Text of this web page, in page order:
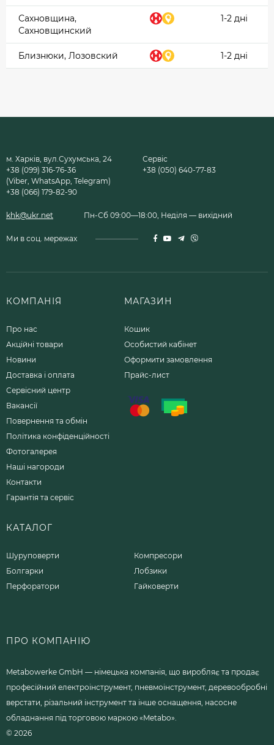
Сахновщина,
Сахновщинский
1-2 дні
Близнюки, Лозовский 1-2 дні
м. Харків, вул.Сухумська, 24
+38 (099) 316-76-36
(Viber, WhatsApp, Telegram)
+38 (066) 179-82-90
Сервіс
+38 (050) 640-77-83
khk@ukr.net Пн-Сб 09:00—18:00, Неділя — вихідний
Ми в соц. мережах
КОМПАНІЯ
Про нас
Акційні товари
Новини
Доставка і оплата
Сервісний центр
Вакансії
Повернення та обмін
Політика конфіденційності
Фотогалерея
Наші нагороди
Контакти
Гарантія та сервіс
МАГАЗИН
Кошик
Особистий кабінет
Оформити замовлення
Прайс-лист
КАТАЛОГ
Шуруповерти
Болгарки
Перфоратори
Компресори
Лобзики
Гайковерти
ПРО КОМПАНІЮ
Metabowerke GmbH — німецька компанія, що виробляє та продає
професійний електроінструмент, пневмоінструмент, деревообробні
верстати, різальний інструмент та інше оснащення, насосне
обладнання під торговою маркою «Metabo».
© 2026